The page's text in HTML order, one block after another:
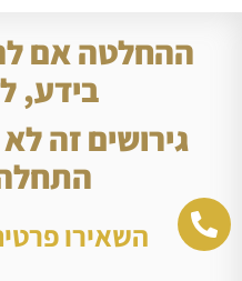
ההחלטה אם
בידע,
גירושים זה
השאירו